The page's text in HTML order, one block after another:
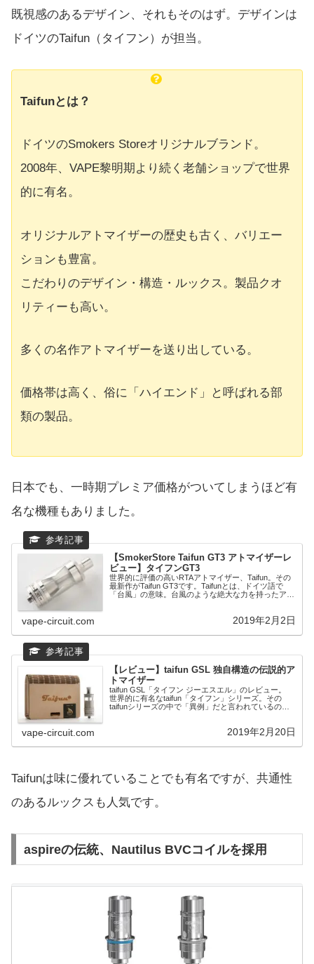
既視感のあるデザイン、それもそのはず。デザインは
ドイツのTaifun（タイフン）が担当。
Taifunとは？
ドイツのSmokers Storeオリジナルブランド。
2008年、VAPE黎明期より続く老舗ショップで世界
的に有名。
オリジナルアトマイザーの歴史も古く、バリエー
ションも豊富。
こだわりのデザイン・構造・ルックス。製品クオ
リティーも高い。
多くの名作アトマイザーを送り出している。
価格帯は高く、俗に「ハイエンド」と呼ばれる部
類の製品。
日本でも、一時期プレミア価格がついてしまうほど有
名な機種もありました。
【SmokerStore Taifun GT3 アトマイザーレ
ビュー】タイフンGT3
世界的に評価の高いRTAアトマイザー、Taifun。その
最新作がTaifun GT3です。Taifunとは、ドイツ語で
「台風」の意味。台風のような絶大な力を持ったアト
vape-circuit.com 2019年2月2日
【レビュー】taifun GSL 独自構造の伝説的ア
トマイザー
taifun GSL「タイフン ジーエスエル」のレビュー。
世界的に有名なtaifun「タイフン」シリーズ。その
taifunシリーズの中で「異例」だと言われているのが
vape-circuit.com 2019年2月20日
Taifunは味に優れていることでも有名ですが、共通性
のあるルックスも人気です。
aspireの伝統、Nautilus BVCコイルを採用